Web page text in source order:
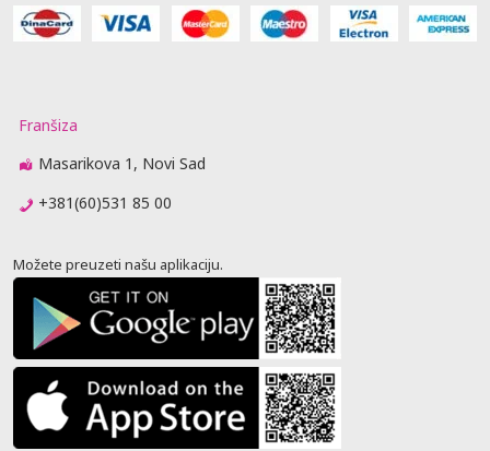
Franšiza
Masarikova 1, Novi Sad
+381(60)531 85 00
Možete preuzeti našu aplikaciju.